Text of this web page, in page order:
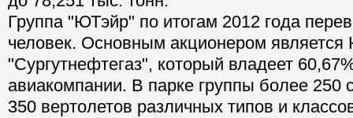
Группа "ЮТэйр" по итогам 2012 года
человек. Основным акционером
"Сургутнефтегаз", который владеет
авиакомпании. В парке группы более 250
350 вертолетов различных типов и